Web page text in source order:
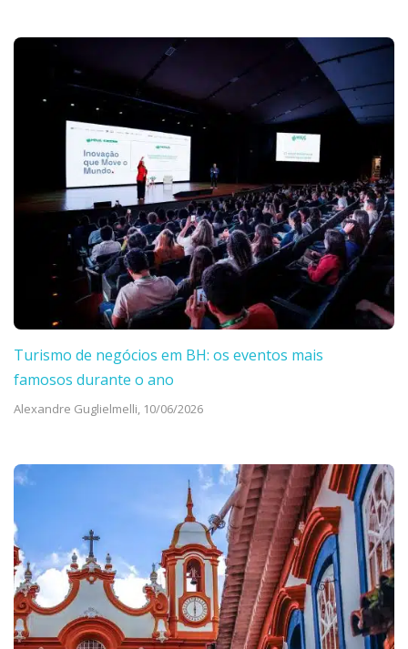
Turismo de negócios em BH: os eventos mais
famosos durante o ano
Alexandre Guglielmelli, 10/06/2026